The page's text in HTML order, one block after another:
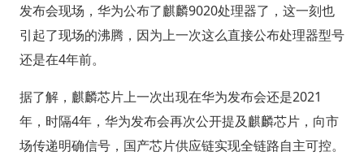
发布会现场，华为公布了麒麟9020处理器了，这一刻也
引起了现场的沸腾，因为上一次这么直接公布处理器型号
还是在4年前。
据了解，麒麟芯片上一次出现在华为发布会还是2021
年，时隔4年，华为发布会再次公开提及麒麟芯片，向市
场传递明确信号，国产芯片供应链实现全链路自主可控。